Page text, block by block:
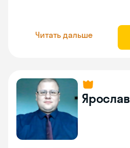
Читать дальше
Ярослав